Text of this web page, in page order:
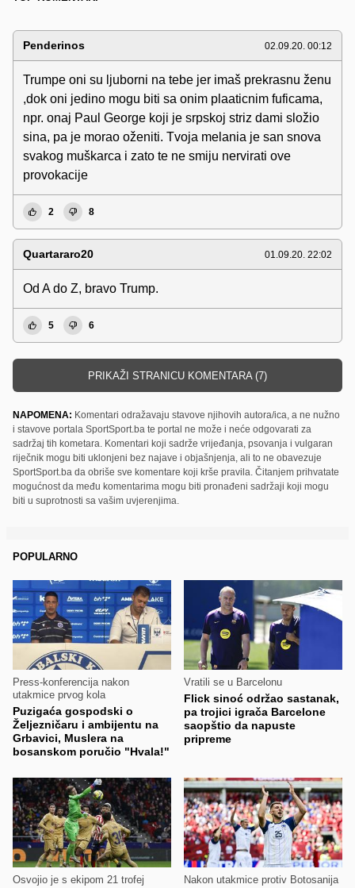
Penderinos 02.09.20. 00:12
Trumpe oni su ljuborni na tebe jer imaš prekrasnu ženu
,dok oni jedino mogu biti sa onim plaaticnim fuficama,
npr. onaj Paul George koji je srpskoj striz dami složio
sina, pa je morao oženiti. Tvoja melania je san snova
svakog muškarca i zato te ne smiju nervirati ove
provokacije
2 8
Quartararo20 01.09.20. 22:02
Od A do Z, bravo Trump.
5 6
PRIKAŽI STRANICU KOMENTARA (7)
NAPOMENA: Komentari odražavaju stavove njihovih autora/ica, a ne nužno
i stavove portala SportSport.ba te portal ne može i neće odgovarati za
sadržaj tih kometara. Komentari koji sadrže vrijeđanja, psovanja i vulgaran
riječnik mogu biti uklonjeni bez najave i objašnjenja, ali to ne obavezuje
SportSport.ba da obriše sve komentare koji krše pravila. Čitanjem prihvatate
mogućnost da među komentarima mogu biti pronađeni sadržaji koji mogu
biti u suprotnosti sa vašim uvjerenjima.
POPULARNO
Press-konferencija nakon
utakmice prvog kola
Puzigaća gospodski o
Željezničaru i ambijentu na
Grbavici, Muslera na
bosanskom poručio "Hvala!"
Vratili se u Barcelonu
Flick sinoć održao sastanak,
pa trojici igrača Barcelone
saopštio da napuste
pripreme
Osvojio je s ekipom 21 trofej Nakon utakmice protiv Botosanija